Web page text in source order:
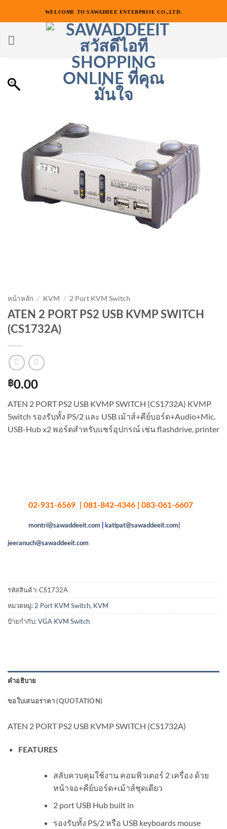
เนื้อหา
WELCOME TO SAWADDEE ENTERPRISE CO.,LTD.
หน้าหลัก / KVM / 2 Port KVM Switch
ATEN 2 PORT PS2 USB KVMP SWITCH
(CS1732A)
฿0.00
ATEN 2 PORT PS2 USB KVMP SWITCH (CS1732A) KVMP
Switch รองรับทั้ง PS/2 และ USB เม้าส์+คีย์บอร์ด+Audio+Mic.
USB-Hub x2 พอร์ตสำหรับแชร์อุปกรณ์ เช่น flashdrive, printer
02-931-6569 | 081-842-4346 | 083-061-6607
montri@sawaddeeit.com katipat@sawaddeeit.com|
jeeranuch@sawaddeeit.com
รหัสสินค้า:CS1732A
หมวดหมู่:2 Port KVM Switch, KVM
ป้ายกำกับ:VGA KVM Switch
คำอธิบาย
ขอใบเสนอราคา (QUOTATION)
ATEN 2 PORT PS2 USB KVMP SWITCH (CS1732A)
FEATURES
สลับควบคุมใช้งาน คอมพิวเตอร์ 2 เครื่อง ด้วย
หน้าจอ+คีย์บอร์ด+เม้าส์ชุดเดียว
2 port USB Hub built in
รองรับทั้ง PS/2 หรือ USB keyboards mouse